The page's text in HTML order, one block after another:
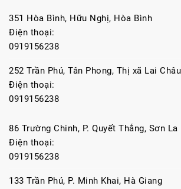
351 Hòa Bình, Hữu Nghị, Hòa Bình
Điện thoại:
0919156238
252 Trần Phú, Tân Phong, Thị xã Lai
Điện thoại:
0919156238
86 Trường Chinh, P. Quyết Thắng, Sơn La
Điện thoại:
0919156238
133 Trần Phú, P. Minh Khai, Hà Giang